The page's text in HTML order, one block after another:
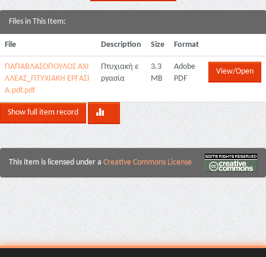
Files in This Item:
File Description Size Format
ΠΑΠΑΒΛΑΣΟΠΟΥΛΟΣ ΑΧΙ
ΛΛΕΑΣ_ΠΤΥΧΙΑΚΗ ΕΡΓΑΣΙ
Α.pdf.pdf
Πτυχιακή ε
ργασία
3.3
MB
Adobe
PDF
View/Open
Show full item record
This item is licensed under a Creative Commons License